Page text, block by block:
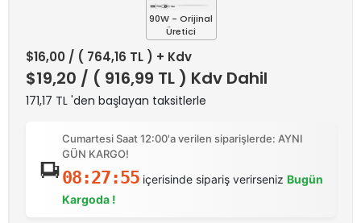
90W - Orijinal
Üretici
$16,00 / ( 764,16 TL ) + Kdv
$19,20 / ( 916,99 TL ) Kdv Dahil
171,17 TL 'den başlayan taksitlerle
Cumartesi Saat 12:00'a verilen siparişlerde: AYNI
GÜN KARGO!
08:27:55içerisinde sipariş verirseniz Bugün
Kargoda !